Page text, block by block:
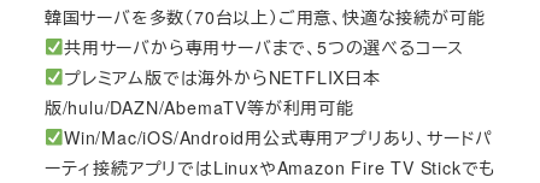
韓国サーバを多数（70台以上）ご用意、快適な接続が可能
共用サーバから専用サーバまで、5つの選べるコース
プレミアム版では海外からNETFLIX日本
版/hulu/DAZN/AbemaTV等が利用可能
Win/Mac/iOS/Android用公式専用アプリあり、サードパ
ーティ接続アプリではLinuxやAmazon Fire TV Stickでも